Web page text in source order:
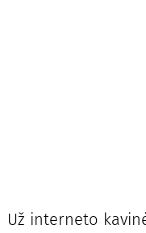
Už interneto